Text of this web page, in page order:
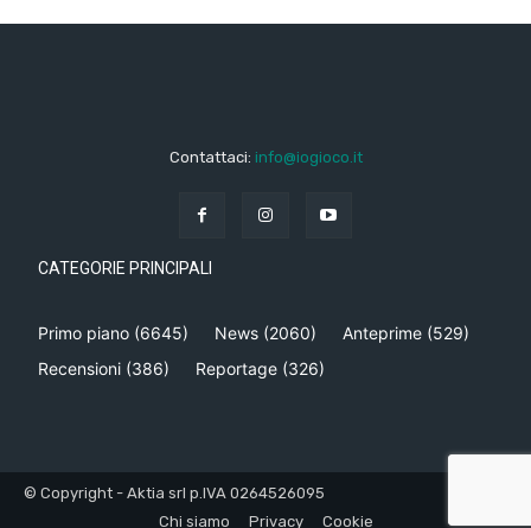
Contattaci: info@iogioco.it
CATEGORIE PRINCIPALI
Primo piano (6645) News (2060) Anteprime (529)
Recensioni (386) Reportage (326)
© Copyright - Aktia srl p.IVA 0264526095
Chi siamo
Privacy Cookie